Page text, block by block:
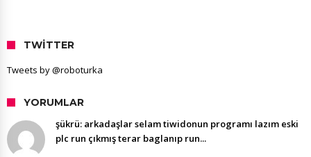
TWITTER
Tweets by @roboturka
YORUMLAR
şükrü: arkadaşlar selam tiwidonun programı lazım eski
plc run çıkmış terar baglanıp run...